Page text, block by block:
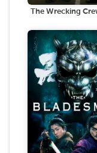
The Wrecking